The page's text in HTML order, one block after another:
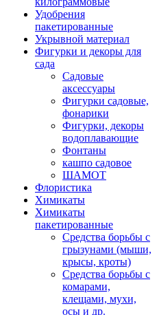
Удобрения
пакетированные
Укрывной материал
Фигурки и декоры для
сада
Садовые
аксессуары
Фигурки садовые,
фонарики
Фигурки, декоры
водоплавающие
Фонтаны
кашпо садовое
ШАМОТ
Флористика
Химикаты
Химикаты
пакетированные
Средства борьбы с
грызунами (мыши,
крысы, кроты)
Средства борьбы с
комарами,
клещами, мухи,
осы и др.